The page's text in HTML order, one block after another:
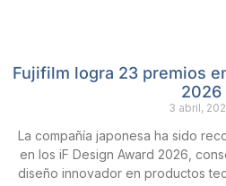
Fujifilm logra 23 premios
2026
3 abril,
La compañía japonesa ha sido
en los iF Design Award 2026,
diseño innovador en productos